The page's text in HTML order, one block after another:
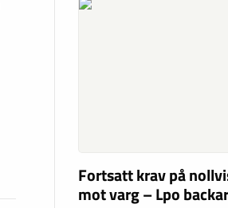
Fortsatt krav på
mot varg – Lpo